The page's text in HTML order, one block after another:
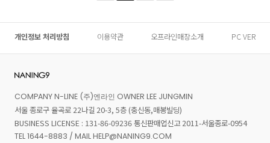
개인정보 처리방침 이용약관 오프라인매장소개 PC VER
COMPANY N-LINE (주)엔라인 OWNER LEE JUNGMIN
서울 종로구 율곡로 22나길 20-3, 5층 (충신동,매봉빌딩)
BUSINESS LICENSE : 131-86-09236 통신판매업신고 2011-서울종로-0954
TEL 1644-8883 / MAIL HELP@NANING9.COM